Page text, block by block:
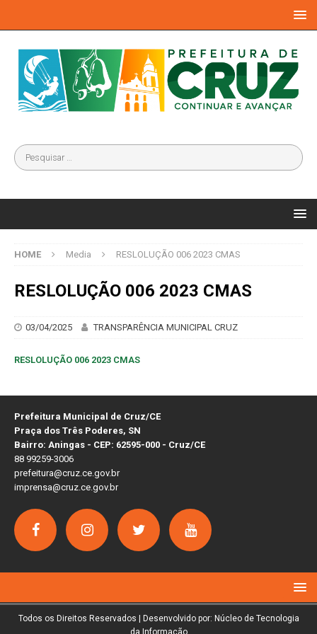
HOME Media RESLOLUÇÃO 006 2023 CMAS
RESLOLUÇÃO 006 2023 CMAS
03/04/2025 TRANSPARÊNCIA MUNICIPAL CRUZ
RESLOLUÇÃO 006 2023 CMAS
Prefeitura Municipal de Cruz/CE
Praça dos Três Poderes, SN
Bairro: Aningas - CEP: 62595-000 - Cruz/CE
88 99259-3006
prefeitura@cruz.ce.gov.br
imprensa@cruz.ce.gov.br
Todos os Direitos Reservados | Desenvolvido por: Núcleo de Tecnologia
da Informação